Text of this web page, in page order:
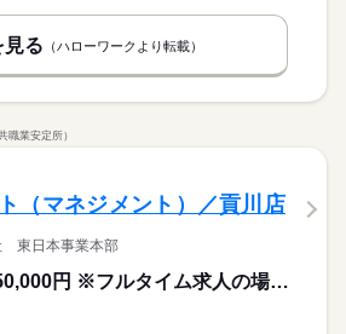
見る （ハローワークより転載）
職業安定所）
（マネジメント）／貢川店
東日本事業本部
262,000円〜350,000円 ※フルタイム求人の場合は月額（換算額）、パート求人の場合は時間額を表示しています。